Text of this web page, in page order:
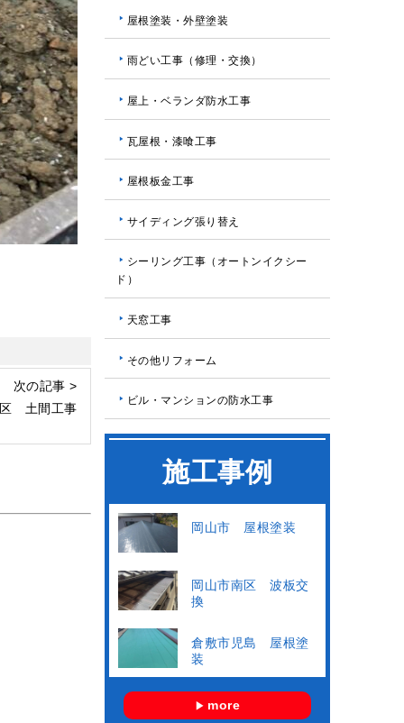
次の記事 >
土間工事
屋根塗装・外壁塗装
雨どい工事（修理・交換）
屋上・ベランダ防水工事
瓦屋根・漆喰工事
屋根板金工事
サイディング張り替え
シーリング工事（オートンイクシー
ド）
天窓工事
その他リフォーム
ビル・マンションの防水工事
施工事例
岡山市 屋根塗装
岡山市南区 波板交
換
倉敷市児島 屋根塗
装
more